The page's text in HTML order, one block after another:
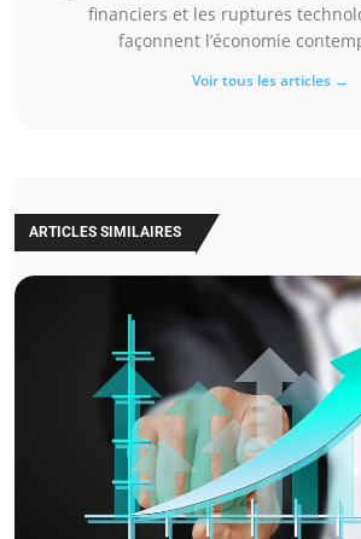
financiers et les ruptures
façonnent l’économie
Voir tous les articles →
ARTICLES SIMILAIRES